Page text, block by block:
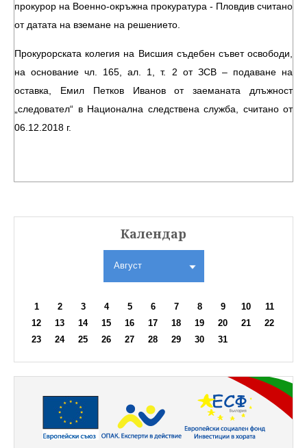
прокурор на Военно-окръжна прокуратура - Пловдив считано
от датата на вземане на решението.
Прокурорската колегия на Висшия съдебен съвет освободи,
на основание чл. 165, ал. 1, т. 2 от ЗСВ – подаване на
оставка, Емил Петков Иванов от заеманата длъжност
„следовател“ в Национална следствена служба, считано от
06.12.2018 г.
Календар
Август
1 2 3 4 5 6 7 8 9 10
11
12
13 14 15 16 17 18 19 20 21
22
23
24 25 26 27 28 29 30 31